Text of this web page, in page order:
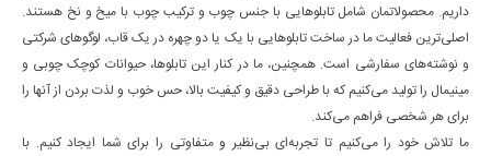
داریم. محصولاتمان شامل تابلوهایی با جنس چوب و ترکیب چوب با میخ و نخ هستند.
اصلی‌ترین فعالیت ما در ساخت تابلوهایی با یک یا دو چهره در یک قاب، لوگوهای شرکتی
و نوشته‌های سفارشی است. همچنین، ما در کنار این تابلوها، حیوانات کوچک چوبی و
مینیمال را تولید می‌کنیم که با طراحی دقیق و کیفیت بالا، حس خوب و لذت بردن از آنها را
برای هر شخصی فراهم می‌کند.
ما تلاش خود را می‌کنیم تا تجربه‌ای بی‌نظیر و متفاوتی را برای شما ایجاد کنیم. با